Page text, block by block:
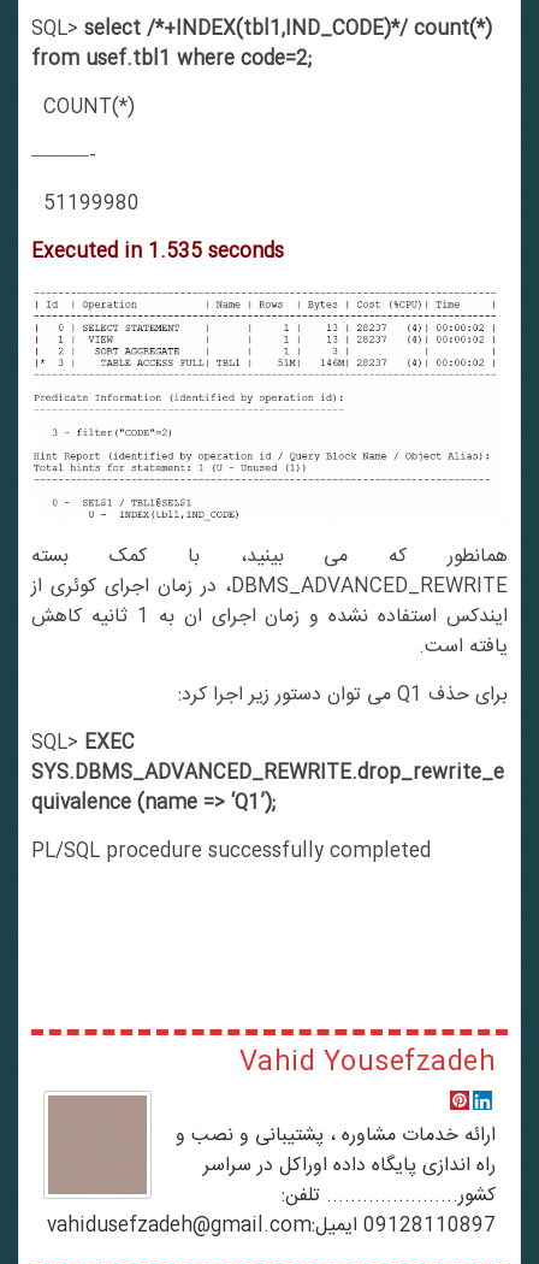
SQL>select /*+INDEX(tbl1,IND_CODE)*/ count(*)
from usef.tbl1 where code=2;
COUNT(*)
———-
51199980
Executed in 1.535 seconds
همانطور که می بینید، با کمک بسته
DBMS_ADVANCED_REWRITE، در زمان اجرای کوئری از
ایندکس استفاده نشده و زمان اجرای ان به 1 ثانیه کاهش
یافته است.
برای حذف Q1 می توان دستور زیر اجرا کرد:
SQL>EXEC
SYS.DBMS_ADVANCED_REWRITE.drop_rewrite_e
quivalence (name => ‘Q1’);
PL/SQL procedure successfully completed
Vahid Yousefzadeh
ارائه خدمات مشاوره ، پشتیبانی و نصب و
راه اندازی پایگاه داده اوراکل در سراسر
کشور...................... تلفن:
09128110897 ایمیل:vahidusefzadeh@gmail.com